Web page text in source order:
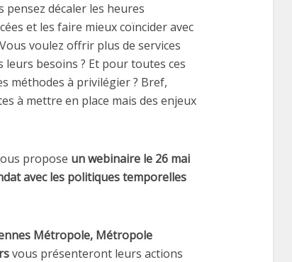
pensez décaler les heures
et les faire mieux coïncider avec
voulez offrir plus de services
leurs besoins ? Et pour toutes ces
méthodes à privilégier ? Bref,
à mettre en place mais des enjeux
propose un webinaire le 26 mai
avec les politiques temporelles
Métropole, Métropole
vous présenteront leurs actions